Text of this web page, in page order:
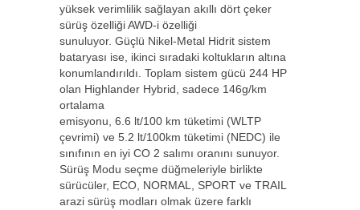
yüksek verimlilik sağlayan akıllı dört çeker
sürüş özelliği AWD-i özelliği
sunuluyor. Güçlü Nikel-Metal Hidrit sistem
bataryası ise, ikinci sıradaki koltukların altına
konumlandırıldı. Toplam sistem gücü 244 HP
olan Highlander Hybrid, sadece 146g/km
ortalama
emisyonu, 6.6 lt/100 km tüketimi (WLTP
çevrimi) ve 5.2 lt/100km tüketimi (NEDC) ile
sınıfının en iyi CO 2 salımı oranını sunuyor.
Sürüş Modu seçme düğmeleriyle birlikte
sürücüler, ECO, NORMAL, SPORT ve TRAIL
arazi sürüş modları olmak üzere farklı